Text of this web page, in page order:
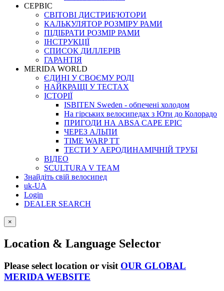
СЕРВІС
СВІТОВІ ДИСТРИБ'ЮТОРИ
КАЛЬКУЛЯТОР РОЗМIРУ РАМИ
ПІДІБРАТИ РОЗМІР РАМИ
IНСТРУКЦIЇ
СПИСОК ДИЛЛЕРІВ
ГАРАНТIЯ
MERIDA WORLD
ЄДИНI У СВОЄМУ РОДI
НАЙКРАЩІ У ТЕСТАХ
ІСТОРІЇ
ISBITEN Sweden - обпечені холодом
На гірських велосипедах з Юти до Колорадо
ПРИГОДИ НА ABSA CAPE EPIC
ЧЕРЕЗ АЛЬПИ
TIME WARP TT
ТЕСТИ У АЕРОДИНАМІЧНІЙ ТРУБІ
ВІДЕО
SCULTURA V TEAM
Знайдіть свій велосипед
uk-UA
Login
DEALER SEARCH
×
Location & Language Selector
Please select location or visit OUR GLOBAL
MERIDA WEBSITE